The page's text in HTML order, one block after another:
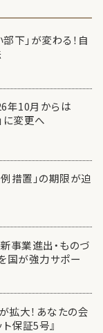
下」が変わる！自
年10月からは
に変更へ
措置」の期限が迫
事業進出・ものづ
国が強力サポー
拡大！あなたの会
保証5号』